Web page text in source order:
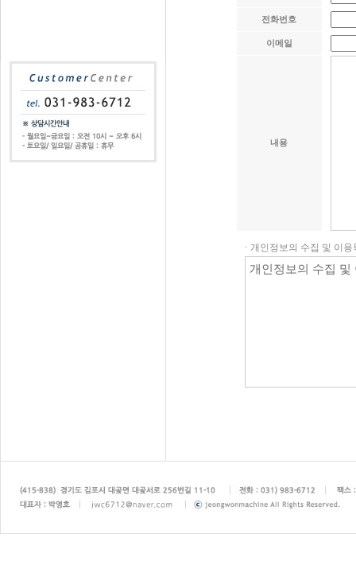
전화번호
이메일
내용
· 개인정보의 수집 및 이용